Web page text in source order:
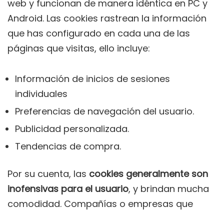
web y funcionan de manera idéntica en PC y
Android. Las cookies rastrean la información
que has configurado en cada una de las
páginas que visitas, ello incluye:
Información de inicios de sesiones
individuales
Preferencias de navegación del usuario.
Publicidad personalizada.
Tendencias de compra.
Por su cuenta, las cookies generalmente son
inofensivas para el usuario, y brindan mucha
comodidad. Compañías o empresas que